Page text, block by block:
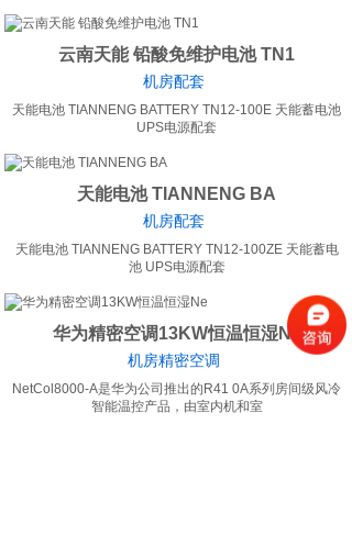
云南天能 铅酸免维护电池 TN1
机房配套
天能电池 TIANNENG BATTERY TN12-100E 天能蓄电池
UPS电源配套
天能电池 TIANNENG BA
机房配套
天能电池 TIANNENG BATTERY TN12-100ZE 天能蓄电
池 UPS电源配套
华为精密空调13KW恒温恒湿Ne
机房精密空调
NetCol8000-A是华为公司推出的R41 0A系列房间级风冷
智能温控产品，由室内机和室